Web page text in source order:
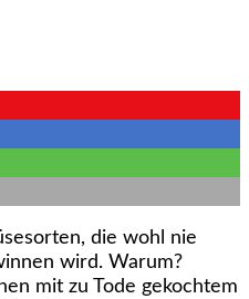
die wohl nie
wird. Warum?
mit zu Tode gekochtem